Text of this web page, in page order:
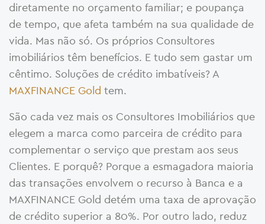
diretamente no orçamento familiar; e poupança
de tempo, que afeta também na sua qualidade de
vida. Mas não só. Os próprios Consultores
imobiliários têm benefícios. E tudo sem gastar um
cêntimo. Soluções de crédito imbatíveis? A
MAXFINANCE Gold tem.
São cada vez mais os Consultores Imobiliários que
elegem a marca como parceira de crédito para
complementar o serviço que prestam aos seus
Clientes. E porquê? Porque a esmagadora maioria
das transações envolvem o recurso à Banca e a
MAXFINANCE Gold detém uma taxa de aprovação
de crédito superior a 80%. Por outro lado, reduz